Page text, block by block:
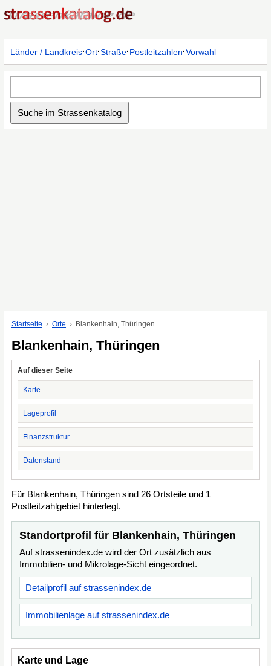
Länder / Landkreis·Ort·Straße·Postleitzahlen·Vorwahl
Startseite Orte Blankenhain, Thüringen
Blankenhain, Thüringen
Auf dieser Seite
Karte
Lageprofil
Finanzstruktur
Datenstand
Für Blankenhain, Thüringen sind 26 Ortsteile und 1
Postleitzahlgebiet hinterlegt.
Standortprofil für Blankenhain, Thüringen
Auf strassenindex.de wird der Ort zusätzlich aus
Immobilien- und Mikrolage-Sicht eingeordnet.
Detailprofil auf strassenindex.de
Immobilienlage auf strassenindex.de
Karte und Lage